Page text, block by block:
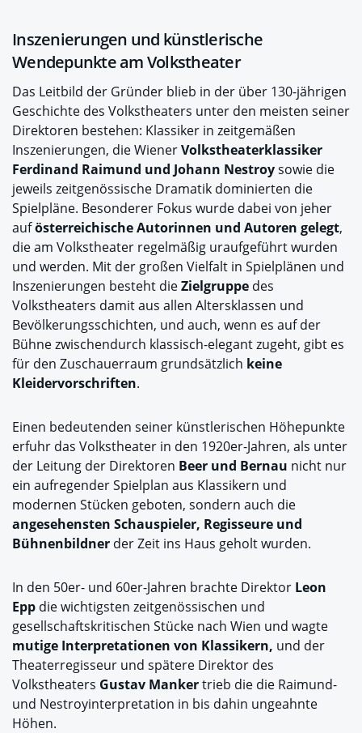
Inszenierungen und künstlerische
Wendepunkte am Volkstheater
Das Leitbild der Gründer blieb in der über 130-jährigen
Geschichte des Volkstheaters unter den meisten seiner
Direktoren bestehen: Klassiker in zeitgemäßen
Inszenierungen, die WienerVolkstheaterklassiker
Ferdinand Raimund und Johann Nestroysowie die
jeweils zeitgenössische Dramatik dominierten die
Spielpläne. Besonderer Fokus wurde dabei von jeher
aufösterreichische Autorinnen und Autoren gelegt,
die am Volkstheater regelmäßig uraufgeführt wurden
und werden. Mit der großen Vielfalt in Spielplänen und
Inszenierungen besteht dieZielgruppe des
Volkstheaters damit aus allen Altersklassen und
Bevölkerungsschichten, und auch, wenn es auf der
Bühne zwischendurch klassisch-elegant zugeht, gibt es
für den Zuschauerraum grundsätzlich keine
Kleidervorschriften.
Einen bedeutenden seiner künstlerischen Höhepunkte
erfuhr das Volkstheater in den 1920er-Jahren, als unter
der Leitung der Direktoren Beer und Bernau nicht nur
ein aufregender Spielplan aus Klassikern und
modernen Stücken geboten, sondern auch die
angesehensten Schauspieler, Regisseure und
Bühnenbildner der Zeit ins Haus geholt wurden.
In den 50er- und 60er-Jahren brachte Direktor Leon
Epp die wichtigsten zeitgenössischen und
gesellschaftskritischen Stücke nach Wien und wagte
mutige Interpretationen von Klassikern, und der
Theaterregisseur und spätere Direktor des
Volkstheaters Gustav Mankertrieb die die Raimund-
und Nestroyinterpretation in bis dahin ungeahnte
Höhen.